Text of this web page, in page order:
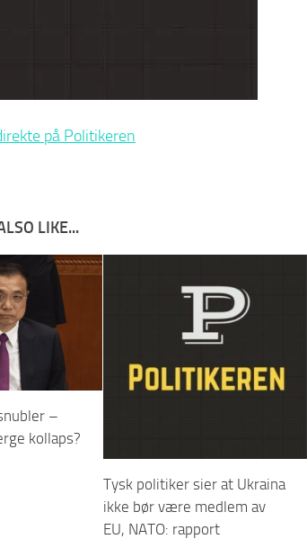
på Politikeren
LIKE...
–
kollaps?
Tysk politiker sier at Ukraina
ikke bør være medlem av
EU, NATO: rapport